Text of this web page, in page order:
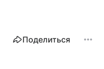
Поделиться